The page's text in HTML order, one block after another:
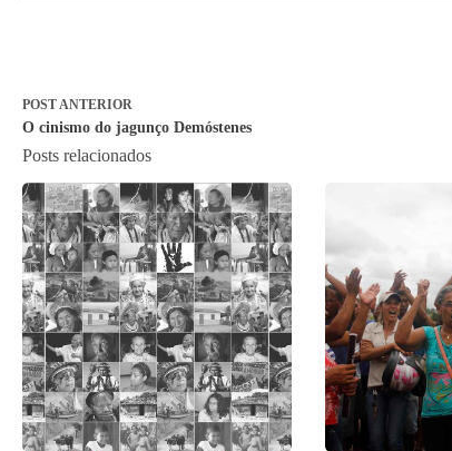
POSTANTERIOR
O cinismo do jagunço Demóstenes
Posts relacionados